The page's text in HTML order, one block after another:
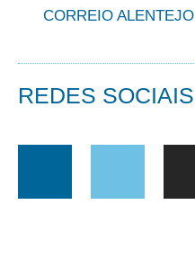
CORREIO ALENTEJO
REDES SOCIAIS